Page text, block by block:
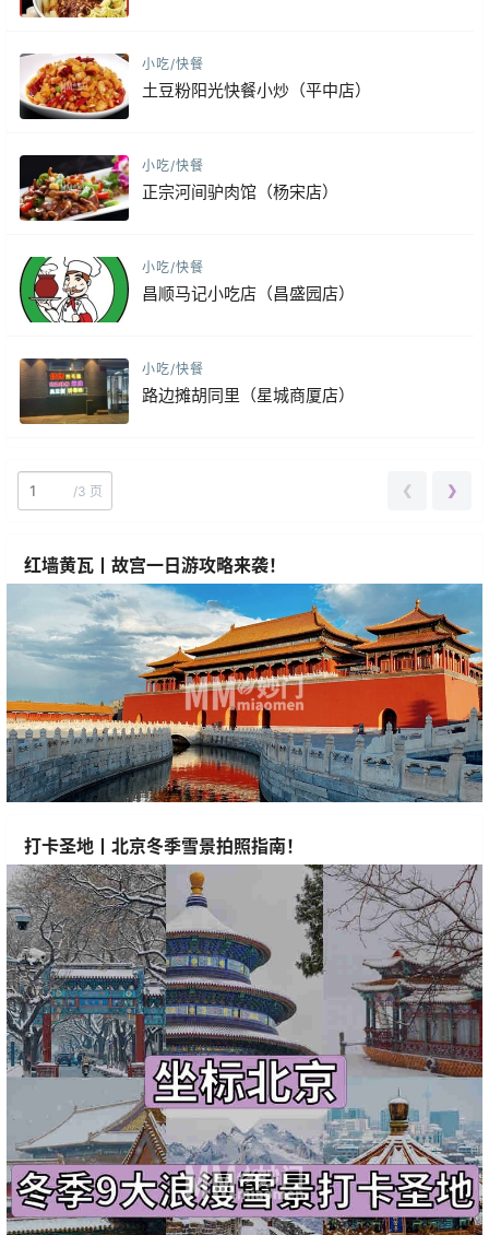
小吃/快餐
土豆粉阳光快餐小炒（平中店）
小吃/快餐
正宗河间驴肉馆（杨宋店）
小吃/快餐
昌顺马记小吃店（昌盛园店）
小吃/快餐
路边摊胡同里（星城商厦店）
/3 页 ❮ ❯
红墙黄瓦丨故宫一日游攻略来袭！
打卡圣地丨北京冬季雪景拍照指南！